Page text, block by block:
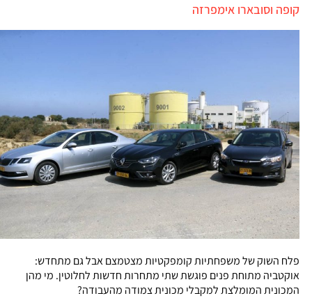
קופה וסובארו אימפרזה
פלח השוק של משפחתיות קומפקטיות מצטמצם אבל גם מתחדש:
אוקטביה מתוחת פנים פוגשת שתי מתחרות חדשות לחלוטין. מי מהן
המכונית המומלצת למקבלי מכונית צמודה מהעבודה?